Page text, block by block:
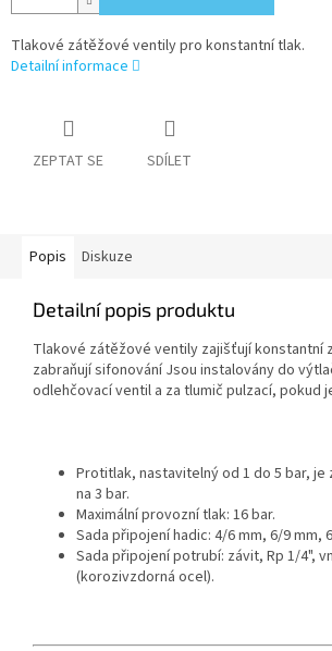
Tlakové zátěžové ventily pro konstantní tlak.
Detailní informace
ZEPTAT SE SDÍLET
Popis Diskuze
Detailní popis produktu
Tlakové zátěžové ventily zajišťují konstantní
zabraňují sifonování Jsou instalovány do
odlehčovací ventil a za tlumič pulzací, pokud
Protitlak, nastavitelný od 1 do 5 bar, je
na 3 bar.
Maximální provozní tlak: 16 bar.
Sada připojení hadic: 4/6 mm, 6/9 mm,
Sada připojení potrubí: závit, Rp 1/4",
(korozivzdorná ocel).